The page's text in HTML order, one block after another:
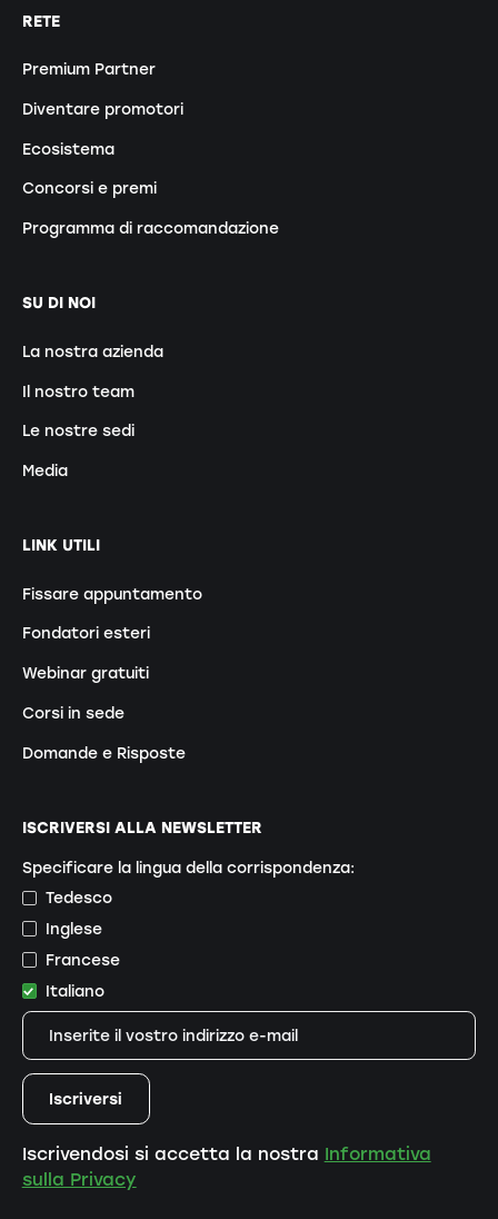
RETE
Premium Partner
Diventare promotori
Ecosistema
Concorsi e premi
Programma di raccomandazione
SU DI NOI
La nostra azienda
Il nostro team
Le nostre sedi
Media
LINK UTILI
Fissare appuntamento
Fondatori esteri
Webinar gratuiti
Corsi in sede
Domande e Risposte
ISCRIVERSI ALLA NEWSLETTER
Specificare la lingua della corrispondenza:
Tedesco
Inglese
Francese
Italiano
Iscrivendosi si accetta la nostra Informativa
sulla Privacy